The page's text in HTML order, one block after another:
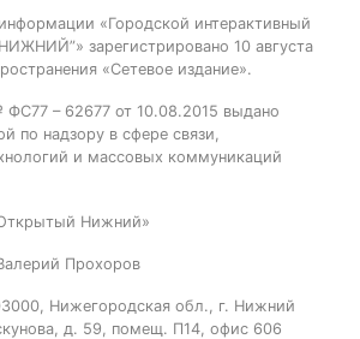
«Городской интерактивный
зарегистрировано 10 августа
«Сетевое издание».
– 62677 от 10.08.2015 выдано
по надзору в сфере связи,
и массовых коммуникаций
Нижний»
Прохоров
Нижегородская обл., г. Нижний
д. 59, помещ. П14, офис 606